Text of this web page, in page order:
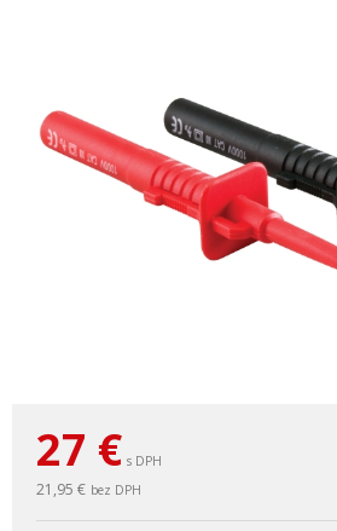
27 € s DPH
21,95 € bez DPH